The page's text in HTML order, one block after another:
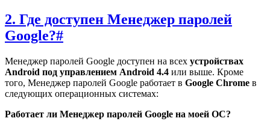
2. Где доступен Менеджер паролей
Google?#
Менеджер паролей Google доступен на всех устройствах
Android под управлением Android 4.4 или выше. Кроме
того, Менеджер паролей Google работает в Google Chrome в
следующих операционных системах:
Работает ли Менеджер паролей Google на моей ОС?